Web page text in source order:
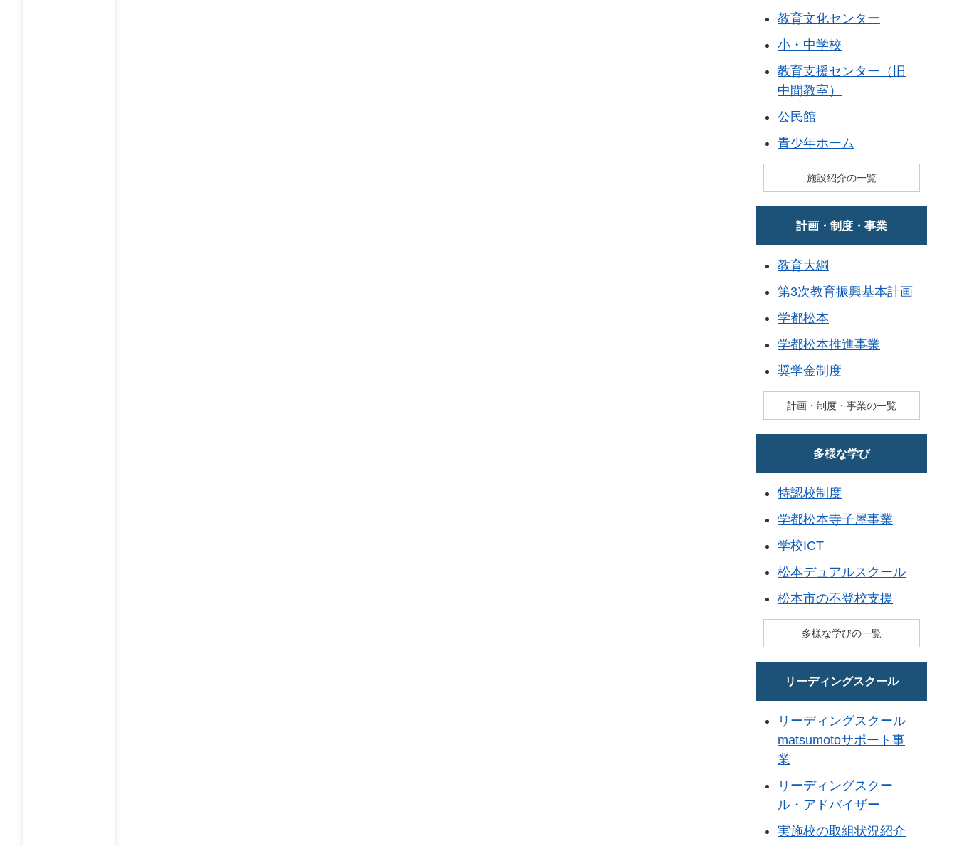
教育文化センター
小・中学校
教育支援センター（旧
中間教室）
公民館
青少年ホーム
施設紹介の一覧
計画・制度・事業
教育大綱
第3次教育振興基本計画
学都松本
学都松本推進事業
奨学金制度
計画・制度・事業の一覧
多様な学び
特認校制度
学都松本寺子屋事業
学校ICT
松本デュアルスクール
松本市の不登校支援
多様な学びの一覧
リーディングスクール
リーディングスクール
matsumotoサポート事
業
リーディングスクー
ル・アドバイザー
実施校の取組状況紹介